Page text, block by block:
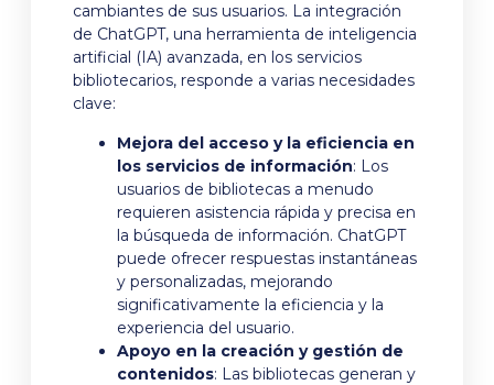
cambiantes de sus usuarios. La integración
de ChatGPT, una herramienta de inteligencia
artificial (IA) avanzada, en los servicios
bibliotecarios, responde a varias necesidades
clave:
Mejora del acceso y la eficiencia en
los servicios de información: Los
usuarios de bibliotecas a menudo
requieren asistencia rápida y precisa en
la búsqueda de información. ChatGPT
puede ofrecer respuestas instantáneas
y personalizadas, mejorando
significativamente la eficiencia y la
experiencia del usuario.
Apoyo en la creación y gestión de
contenidos: Las bibliotecas generan y